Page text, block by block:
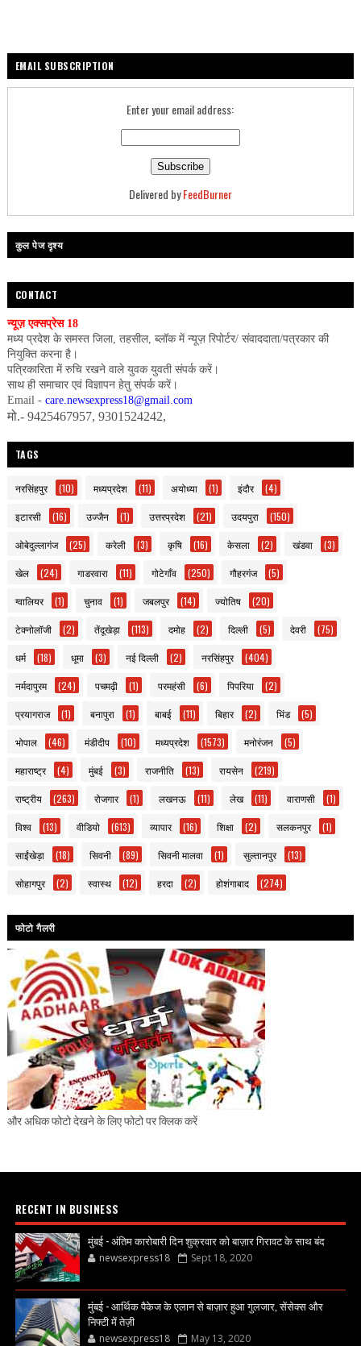
EMAIL SUBSCRIPTION
Enter your email address:
Delivered byFeedBurner
कुल पेज दृश्य
CONTACT
न्यूज़ एक्सप्रेस 18
मध्य प्रदेश के समस्त जिला, तहसील, ब्लॉक में न्यूज़ रिपोर्टर/ संवाददाता/पत्रकार की
नियुक्ति करना है।
पत्रिकारिता में रुचि रखने वाले युवक युवती संपर्क करें।
साथ ही समाचार एवं विज्ञापन हेतु संपर्क करें।
Email - care.newsexpress18@gmail.com
मो.- 9425467957, 9301524242,
TAGS
नरसिंहपुर (10) मध्यप्रदेश (11) अयोध्या (1) इंदौर (4)
इटारसी (16) उज्जैन (1) उत्तरप्रदेश (21) उदयपुरा (150)
ओबेदुल्लागंज (25) करेली (3) कृषि (16) केसला (2) खंडवा (3)
खेल (24) गाडरवारा (11) गोटेगाँव (250) गौहरगंज (5)
ग्वालियर (1) चुनाव (1) जबलपुर (14) ज्योतिष (20)
टेक्नोलॉजी (2) तेंदूखेड़ा (113) दमोह (2) दिल्ली (5) देवरी (75)
धर्म (18) धूमा (3) नई दिल्ली (2) नरसिंहपुर (404)
नर्मदापुरम (24) पचमढ़ी (1) परमहंसी (6) पिपरिया (2)
प्रयागराज (1) बनापुरा (1) बाबई (11) बिहार (2) भिंड (5)
भोपाल (46) मंडीदीप (10) मध्यप्रदेश (1573) मनोरंजन (5)
महाराष्ट्र (4) मुंबई (3) राजनीति (13) रायसेन (219)
राष्ट्रीय (263) रोजगार (1) लखनऊ (11) लेख (11) वाराणसी (1)
विश्व (13) वीडियो (613) व्यापार (16) शिक्षा (2) सलकनपुर (1)
साईंखेड़ा (18) सिवनी (89) सिवनी मालवा (1) सुल्तानपुर (13)
सोहागपुर (2) स्वास्थ (12) हरदा (2) होशंगाबाद (274)
फोटो गैलरी
और अधिक फोटो देखने के लिए फोटो पर क्लिक करें
RECENT IN BUSINESS
मुंबई - अंतिम कारोबारी दिन शुक्रवार को बाज़ार गिरावट के साथ बंद
newsexpress18 Sept 18, 2020
मुंबई - आर्थिक पैकेज के एलान से बाज़ार हुआ गुलजार, सेंसेक्स और
निफ्टी में तेज़ी
newsexpress18 May 13, 2020